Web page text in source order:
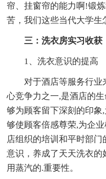
帘、挂窗帘的能力啊!锻
苦，我们这些当代大学生
三：洗衣房实习收获
1、洗衣意识的提高
对于酒店等服务行业
心竞争力之一,是酒店的
够为顾客留下深刻的印
够使顾客倍感尊荣,为企
店组织的培训和平时部
意识，养成了天天洗衣
用蒸汽的.重要性。